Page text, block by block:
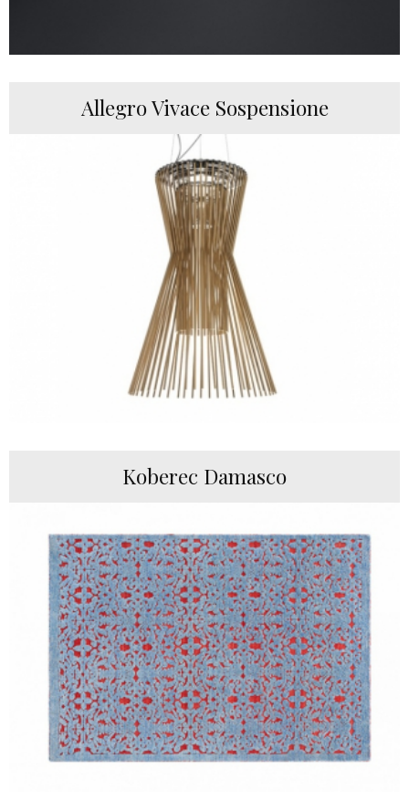
Allegro Vivace Sospensione
Koberec Damasco